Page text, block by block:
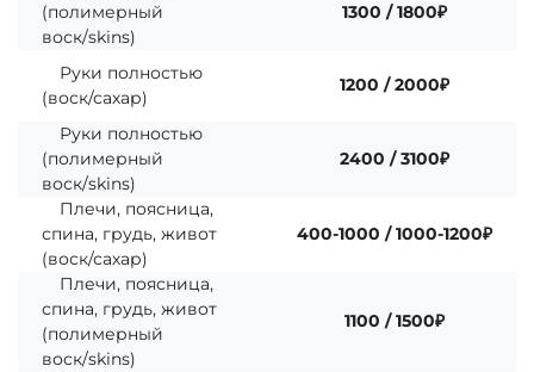
(полимерный
воск/skins)
1300 / 1800₽
Руки полностью
(воск/сахар)
1200 / 2000₽
Руки полностью
(полимерный
воск/skins)
2400 / 3100₽
Плечи, поясница,
спина, грудь, живот
(воск/сахар)
400-1000 / 1000-1200₽
Плечи, поясница,
спина, грудь, живот
(полимерный
воск/skins)
1100 / 1500₽